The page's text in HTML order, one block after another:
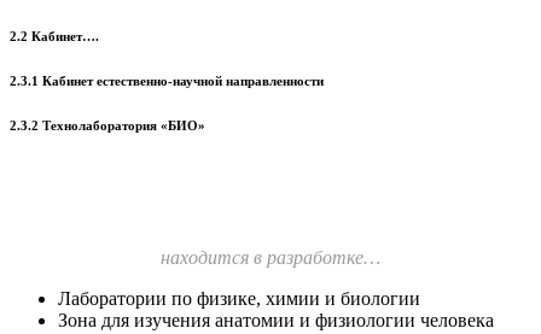
2.2 Кабинет….
2.3.1 Кабинет естественно-научной направленности
2.3.2 Технолаборатория «БИО»
находится в разработке…
Лаборатории по физике, химии и биологии
Зона для изучения анатомии и физиологии человека